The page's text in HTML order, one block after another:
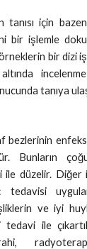
tanısı için
bir işlemle
bir dizi
tanıya
bezlerinin
Bunların
ile düzelir. Diğer
tedavisi
ve iyi
ile